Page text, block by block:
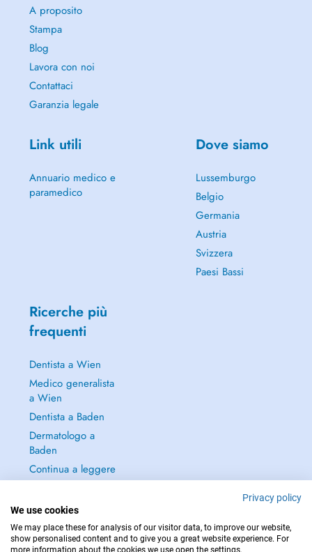
A proposito
Stampa
Blog
Lavora con noi
Contattaci
Garanzia legale
Link utili
Annuario medico e
paramedico
Dove siamo
Lussemburgo
Belgio
Germania
Austria
Svizzera
Paesi Bassi
Ricerche più
frequenti
Dentista a Wien
Medico generalista
a Wien
Dentista a Baden
Dermatologo a
Baden
Continua a leggere
→
Privacy policy
We use cookies
We may place these for analysis of our visitor data, to improve our website,
show personalised content and to give you a great website experience. For
more information about the cookies we use open the settings.